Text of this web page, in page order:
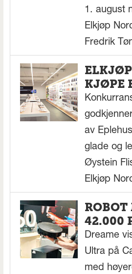
1. august
Elkjøp
Fredrik
KJØPE
av
glade og
Øystein
Elkjøp
ROBOT
42.000
Dreame
Ultra på
med